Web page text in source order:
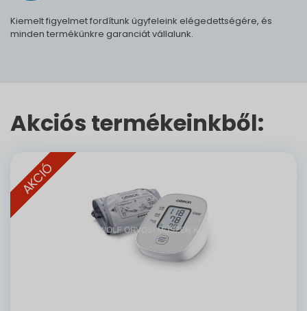
Kiemelt figyelmet fordítunk ügyfeleink elégedettségére, és
minden termékünkre garanciát vállalunk.
Akciós termékeinkből:
AKCIÓ